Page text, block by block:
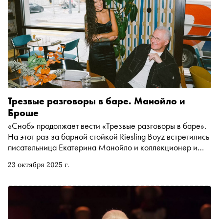
23 октября 2025 г.
Трезвые разговоры в баре. Манойло и
Броше
«Сноб» продолжает вести «Трезвые разговоры в баре».
На этот раз за барной стойкой Riesling Boyz встретились
писательница Екатерина Манойло и коллекционер и
Броше. Обсудили, зачем женщины стремятся к
флотски и сколько предметов нужно иметь, чтобы быть
счастливым. Бонусом из стенограммы узнаете, что живёт
дольше — любовь или коллекция